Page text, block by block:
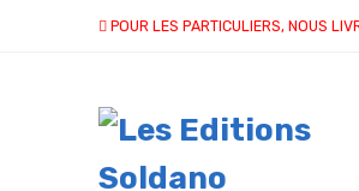
POUR LES PARTICULIERS, NOUS